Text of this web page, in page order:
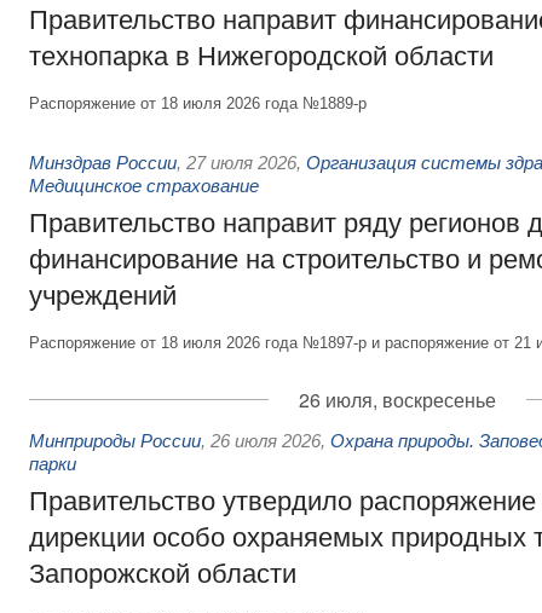
Правительство направит
технопарка в Нижегородской области
Распоряжение от 18 июля 2026 года №1889-р
Минздрав России, 27 июля 2026, Организация системы
Медицинское страхование
Правительство направит ряду регионов
финансирование на строительство и
учреждений
Распоряжение от 18 июля 2026 года №1897-р и распоряжение от
26 июля, воскресенье
Минприроды России, 26 июля 2026, Охрана природы.
парки
Правительство утвердило
дирекции особо охраняемых природных
Запорожской области